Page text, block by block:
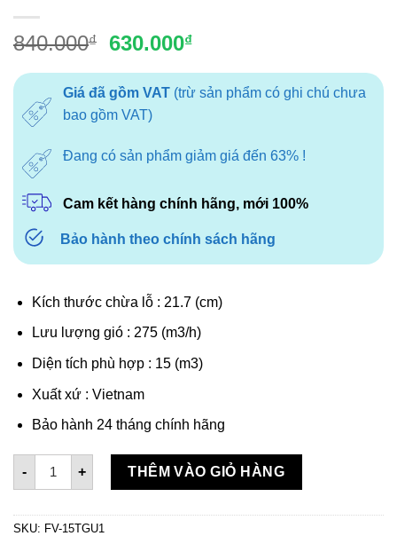
840.000₫
Giá
là:
840.000₫.
630.000₫Giá
tại
Giá đã gồm VAT(trừ sản phẩm có ghi chú chưa
bao gồm VAT)
Đang có sản phẩm giảm giá đến 63% !
Cam kết hàng chính hãng, mới 100%
Bảo hành theo chính sách hãng
Kích thước chừa l ỗ: 21.7 (cm)
Lưu lượng gió : 275 (m3/h)
Diện tích phù hợp : 15 (m3)
Xuất xứ : Vietnam
Bảo hành 24 tháng chính hãng
-
Quạt hút âm trần Panasonic FV-15TGU6 số lượng
+ THÊM VÀO GIỎ HÀNG
SKU: FV-15TGU1